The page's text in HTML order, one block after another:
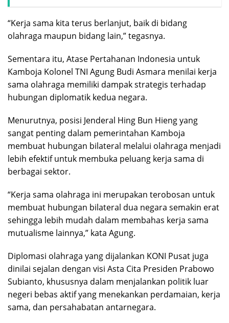
“Kerja sama kita terus berlanjut, baik di bidang
olahraga maupun bidang lain,” tegasnya.
Sementara itu, Atase Pertahanan Indonesia untuk
Kamboja Kolonel TNI Agung Budi Asmara menilai kerja
sama olahraga memiliki dampak strategis terhadap
hubungan diplomatik kedua negara.
Menurutnya, posisi Jenderal Hing Bun Hieng yang
sangat penting dalam pemerintahan Kamboja
membuat hubungan bilateral melalui olahraga menjadi
lebih efektif untuk membuka peluang kerja sama di
berbagai sektor.
“Kerja sama olahraga ini merupakan terobosan untuk
membuat hubungan bilateral dua negara semakin erat
sehingga lebih mudah dalam membahas kerja sama
mutualisme lainnya,” kata Agung.
Diplomasi olahraga yang dijalankan KONI Pusat juga
dinilai sejalan dengan visi Asta Cita Presiden Prabowo
Subianto, khususnya dalam menjalankan politik luar
negeri bebas aktif yang menekankan perdamaian, kerja
sama, dan persahabatan antarnegara.